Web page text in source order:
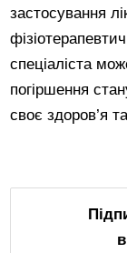
застосування
спеціаліста
погіршення
своє здоров’я
в